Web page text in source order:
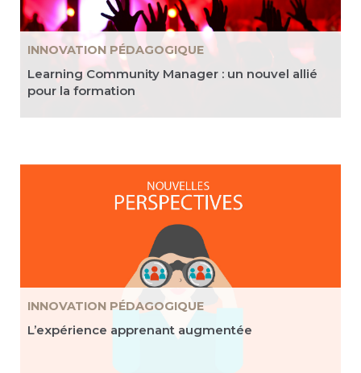
INNOVATION PÉDAGOGIQUE
Learning Community Manager : un nouvel allié
pour la formation
INNOVATION PÉDAGOGIQUE
L’expérience apprenant augmentée